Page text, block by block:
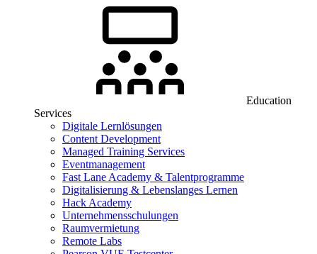
Education
Services
Digitale Lernlösungen
Content Development
Managed Training Services
Eventmanagement
Fast Lane Academy & Talentprogramme
Digitalisierung & Lebenslanges Lernen
Hack Academy
Unternehmensschulungen
Raumvermietung
Remote Labs